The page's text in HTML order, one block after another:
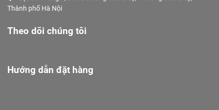
Thành phố Hà Nội
Theo dõi chúng tôi
Hướng dẫn đặt hàng